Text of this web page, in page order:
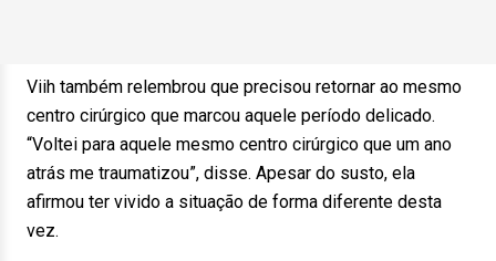
Viih também relembrou que precisou retornar ao mesmo
centro cirúrgico que marcou aquele período delicado.
“Voltei para aquele mesmo centro cirúrgico que um ano
atrás me traumatizou”, disse. Apesar do susto, ela
afirmou ter vivido a situação de forma diferente desta
vez.